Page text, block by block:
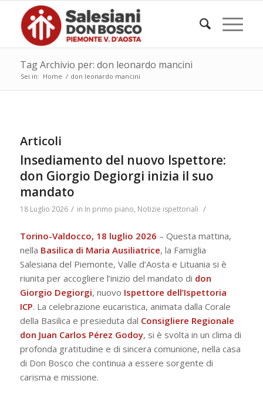
Tag Archivio per: don leonardo mancini
Sei in: Home / don leonardo mancini
Articoli
Insediamento del nuovo Ispettore:
don Giorgio Degiorgi inizia il suo
mandato
18 Luglio 2026 / in In primo piano, Notizie ispettoriali /
Torino-Valdocco, 18 luglio 2026 – Questa mattina,
nella Basilica di Maria Ausiliatrice, la Famiglia
Salesiana del Piemonte, Valle d’Aosta e Lituania si è
riunita per accogliere l’inizio del mandato di don
Giorgio Degiorgi, nuovo Ispettore dell’Ispettoria
ICP. La celebrazione eucaristica, animata dalla Corale
della Basilica e presieduta dal Consigliere Regionale
don Juan Carlos Pérez Godoy, si è svolta in un clima di
profonda gratitudine e di sincera comunione, nella casa
di Don Bosco che continua a essere sorgente di
carisma e missione.